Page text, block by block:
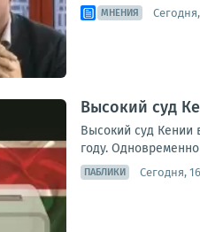
МНЕНИЯ
Высокий суд
Высокий суд Кении
году.
ПАБЛИКИ Сегодня,